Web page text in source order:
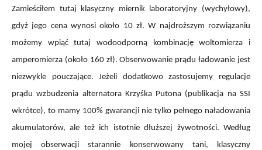
Zamieściłem tutaj klasyczny miernik laboratoryjny (wychyłowy),
gdyż jego cena wynosi około 10 zł. W najdroższym rozwiązaniu
możemy wpiąć tutaj wodoodporną kombinację woltomierza i
amperomierza (około 160 zł). Obserwowanie prądu ładowanie jest
niezwykle pouczające. Jeżeli dodatkowo zastosujemy regulacje
prądu wzbudzenia alternatora Krzyśka Putona (publikacja na SSI
wkrótce), to mamy 100% gwarancji nie tylko pełnego naładowania
akumulatorów, ale też ich istotnie dłuższej żywotności. Według
mojej obserwacji starannie konserwowany tani, klasyczny